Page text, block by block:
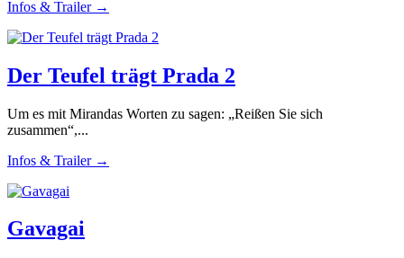
Infos & Trailer →
Der Teufel trägt Prada 2
Um es mit Mirandas Worten zu sagen: „Reißen Sie sich
zusammen“,...
Infos & Trailer →
Gavagai